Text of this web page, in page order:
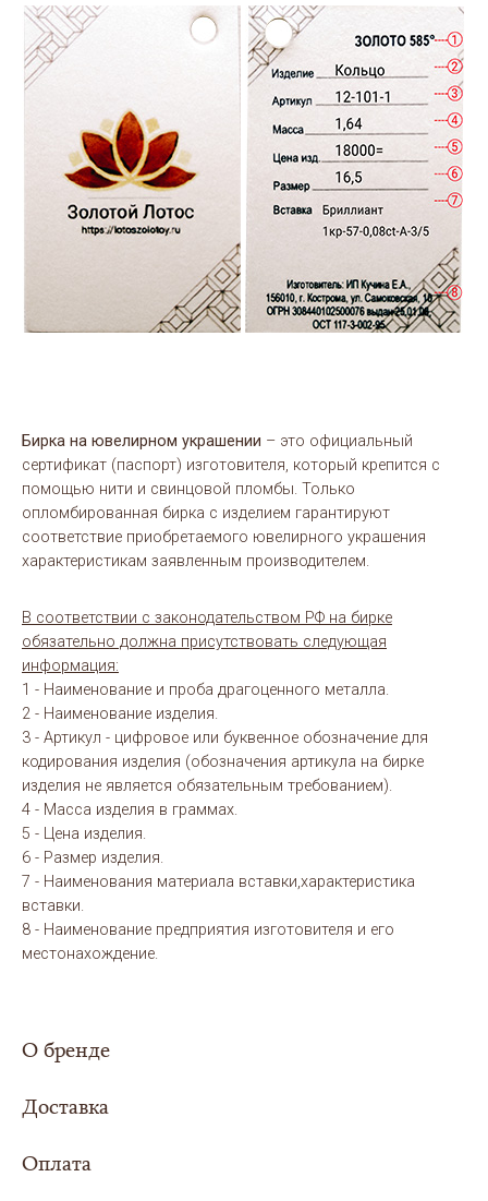
Бирка на ювелирном украшении – это официальный
сертификат (паспорт) изготовителя, который крепится с
помощью нити и свинцовой пломбы. Только
опломбированная бирка с изделием гарантируют
соответствие приобретаемого ювелирного украшения
характеристикам заявленным производителем.
В соответствии с законодательством РФ на бирке
обязательно должна присутствовать следующая
информация:
1 - Наименование и проба драгоценного металла.
2 - Наименование изделия.
3 - Артикул - цифровое или буквенное обозначение для
кодирования изделия (обозначения артикула на бирке
изделия не является обязательным требованием).
4 - Масса изделия в граммах.
5 - Цена изделия.
6 - Размер изделия.
7 - Наименования материала вставки,характеристика
вставки.
8 - Наименование предприятия изготовителя и его
местонахождение.
О бренде
Доставка
Сумма заказа составила
Оплата